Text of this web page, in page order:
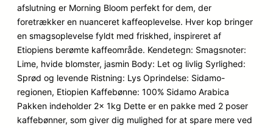
afslutning er Morning Bloom perfekt for dem, der
foretrækker en nuanceret kaffeoplevelse. Hver kop bringer
en smagsoplevelse fyldt med friskhed, inspireret af
Etiopiens berømte kaffeområde. Kendetegn: Smagsnoter:
Lime, hvide blomster, jasmin Body: Let og livlig Syrlighed:
Sprød og levende Ristning: Lys Oprindelse: Sidamo-
regionen, Etiopien Kaffebønne: 100% Sidamo Arabica
Pakken indeholder 2x 1kg Dette er en pakke med 2 poser
kaffebønner, som giver dig mulighed for at spare mere ved